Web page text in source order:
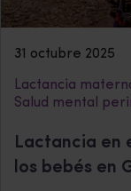
31 octubre 2025
Lactancia
Salud mental
Lactancia en
los bebés en